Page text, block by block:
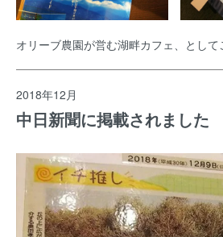
オリーブ農園が営む湖畔カフェ、として
2018年12月
中日新聞に掲載されました